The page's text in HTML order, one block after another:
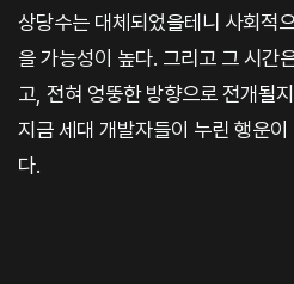
상당수는 대체되었을테니 사회적
을 가능성이 높다. 그리고 그 시간
고, 전혀 엉뚱한 방향으로 전개될
지금 세대 개발자들이 누린 행운
다.